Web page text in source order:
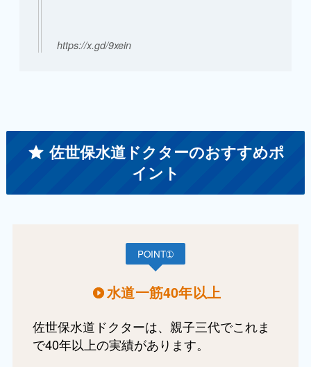
https://x.gd/9xein
佐世保水道ドクターのおすすめポ
イント
POINT➀
水道一筋40年以上
佐世保水道ドクターは、親子三代でこれま
で40年以上の実績があります。